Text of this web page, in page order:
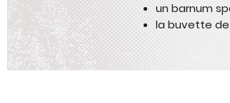
un barnum
la buvette de